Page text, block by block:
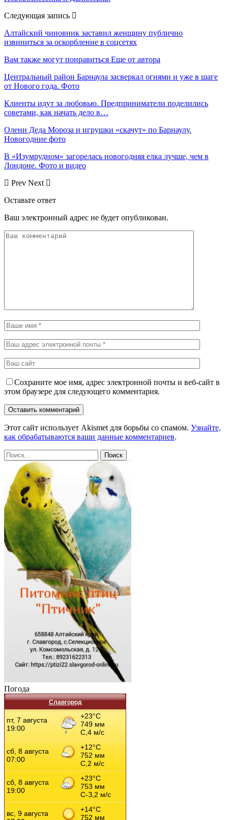
Следующая запись
Алтайский чиновник заставил женщину публично
извиниться за оскорбление в соцсетях
Вам также могут понравиться Еще от автора
Центральный район Барнаула засверкал огнями и уже в шаге
от Нового года. Фото
Клиенты идут за любовью. Предприниматели поделились
советами, как начать дело в…
Олени Деда Мороза и игрушки «скачут» по Барнаулу.
Новогодние фото
В «Изумрудном» загорелась новогодняя елка лучше, чем в
Лондоне. Фото и видео
Prev Next
Оставьте ответ
Ваш электронный адрес не будет опубликован.
Сохраните мое имя, адрес электронной почты и веб-сайт в
этом браузере для следующего комментария.
Этот сайт использует Akismet для борьбы со спамом. Узнайте,
как обрабатываются ваши данные комментариев.
Погода
Славгород